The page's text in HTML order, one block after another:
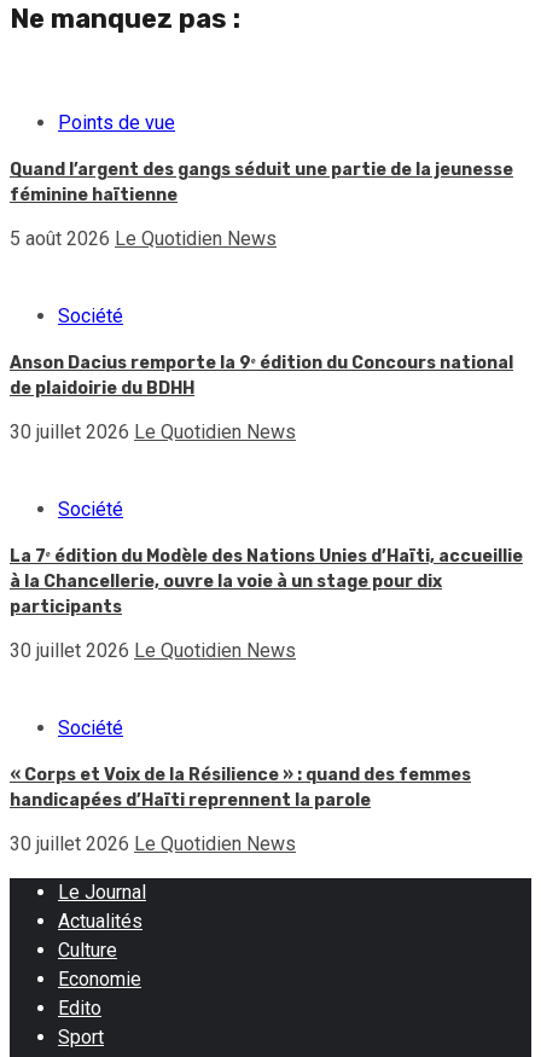
Ne manquez pas :
Points de vue
Quand l’argent des gangs séduit une partie de la jeunesse
féminine haïtienne
5 août 2026 Le Quotidien News
Société
Anson Dacius remporte la 9ᵉ édition du Concours national
de plaidoirie du BDHH
30 juillet 2026 Le Quotidien News
Société
La 7ᵉ édition du Modèle des Nations Unies d’Haïti, accueillie
à la Chancellerie, ouvre la voie à un stage pour dix
participants
30 juillet 2026 Le Quotidien News
Société
« Corps et Voix de la Résilience » : quand des femmes
handicapées d’Haïti reprennent la parole
30 juillet 2026 Le Quotidien News
Le Journal
Actualités
Culture
Economie
Edito
Sport